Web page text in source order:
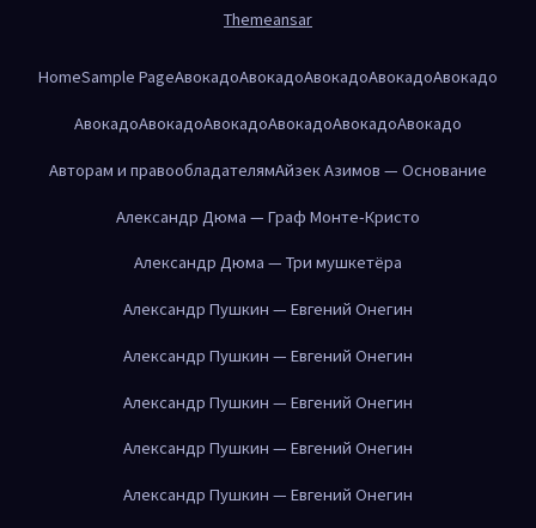
Themeansar
HomeSample PageАвокадоАвокадоАвокадоАвокадоАвокадо
АвокадоАвокадоАвокадоАвокадоАвокадоАвокадо
Авторам и правообладателямАйзек Азимов — Основание
Александр Дюма — Граф Монте-Кристо
Александр Дюма — Три мушкетёра
Александр Пушкин — Евгений Онегин
Александр Пушкин — Евгений Онегин
Александр Пушкин — Евгений Онегин
Александр Пушкин — Евгений Онегин
Александр Пушкин — Евгений Онегин